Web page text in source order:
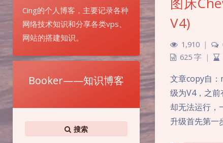
Cing的个人博客，主要记录各种
网络技术知识和分享各类vps、
网站的搭建知识。
Booker——知识博客
搜索
V4)
1,910 |
625 字 |
文章copy自
级为V4，之
却无法运行，
升级首先第一